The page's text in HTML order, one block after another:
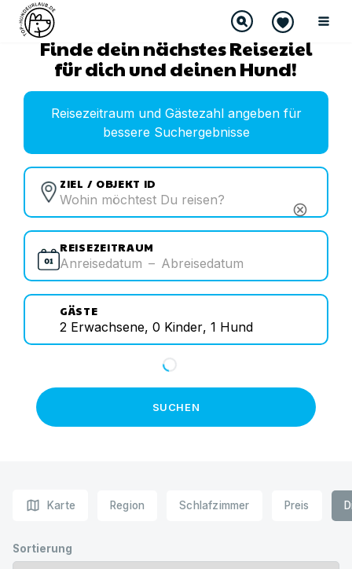
Finde dein nächstes Reiseziel
für dich und deinen Hund!
Reisezeitraum und Gästezahl angeben für
bessere Suchergebnisse
ZIEL / OBJEKT ID
cancel
REISEZEITRAUM
Anreisedatum – Abreisedatum
GÄSTE
2 Erwachsene, 0 Kinder, 1 Hund
SUCHEN
map Karte Region Schlafzimmer Preis
Sortierung